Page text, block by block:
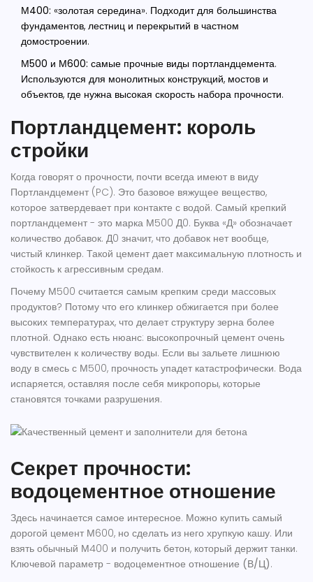
М400: «золотая середина». Подходит для большинства
фундаментов, лестниц и перекрытий в частном
домостроении.
М500 и М600: самые прочные виды портландцемента.
Используются для монолитных конструкций, мостов и
объектов, где нужна высокая скорость набора прочности.
Портландцемент: король
стройки
Когда говорят о прочности, почти всегда имеют в виду
Портландцемент (PC). Это базовое вяжущее вещество,
которое затвердевает при контакте с водой. Самый крепкий
портландцемент - это марка М500 Д0. Буква «Д» обозначает
количество добавок. Д0 значит, что добавок нет вообще,
чистый клинкер. Такой цемент дает максимальную плотность и
стойкость к агрессивным средам.
Почему М500 считается самым крепким среди массовых
продуктов? Потому что его клинкер обжигается при более
высоких температурах, что делает структуру зерна более
плотной. Однако есть нюанс: высокопрочный цемент очень
чувствителен к количеству воды. Если вы зальете лишнюю
воду в смесь с М500, прочность упадет катастрофически. Вода
испаряется, оставляя после себя микропоры, которые
становятся точками разрушения.
Секрет прочности:
водоцементное отношение
Здесь начинается самое интересное. Можно купить самый
дорогой цемент М600, но сделать из него хрупкую кашу. Или
взять обычный М400 и получить бетон, который держит танки.
Ключевой параметр - водоцементное отношение (В/Ц).